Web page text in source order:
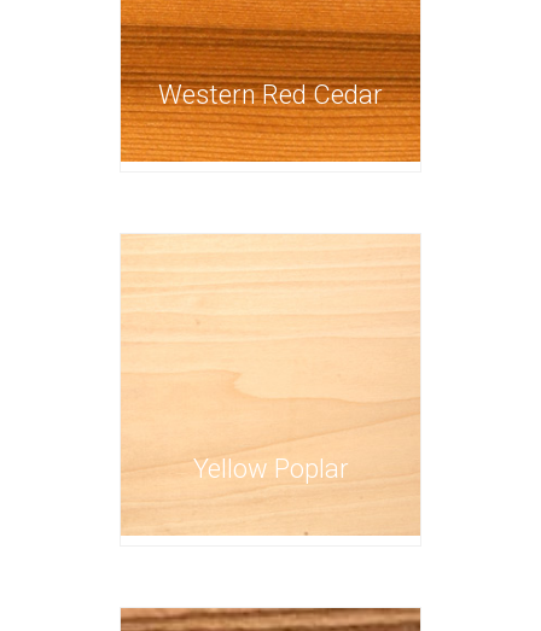
Western Red Cedar
Yellow Poplar